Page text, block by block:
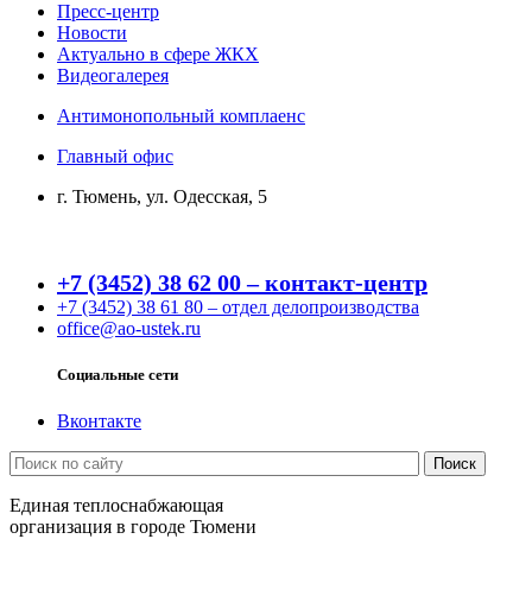
Пресс-центр
Новости
Актуально в сфере ЖКХ
Видеогалерея
Антимонопольный комплаенс
Главный офис
г. Тюмень, ул. Одесская, 5
+7 (3452) 38 62 00 – контакт-центр
+7 (3452) 38 61 80 – отдел делопроизводства
office@ao-ustek.ru
Социальные сети
Вконтакте
Единая теплоснабжающая
организация в городе Тюмени